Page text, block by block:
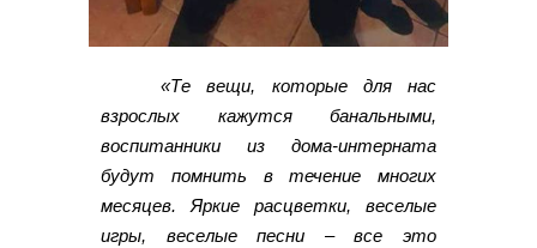
«Те вещи, которые для нас
взрослых кажутся банальными,
воспитанники из дома-интерната
будут помнить в течение многих
месяцев. Яркие расцветки, веселые
игры, веселые песни – все это